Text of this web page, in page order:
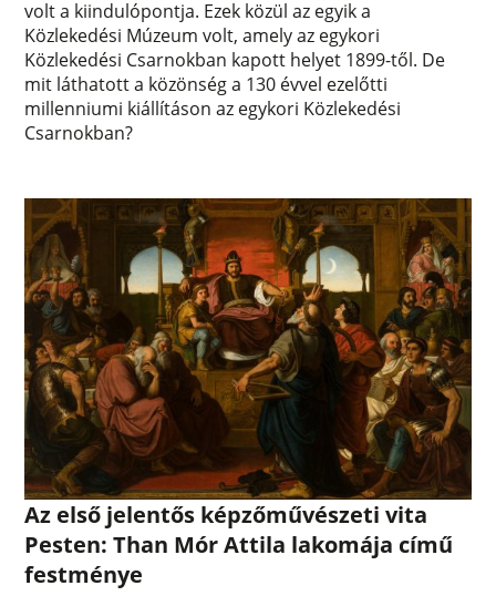
volt a kiindulópontja. Ezek közül az egyik a
Közlekedési Múzeum volt, amely az egykori
Közlekedési Csarnokban kapott helyet 1899-től. De
mit láthatott a közönség a 130 évvel ezelőtti
millenniumi kiállításon az egykori Közlekedési
Csarnokban?
Az első jelentős képzőművészeti vita
Pesten: Than Mór Attila lakomája című
festménye